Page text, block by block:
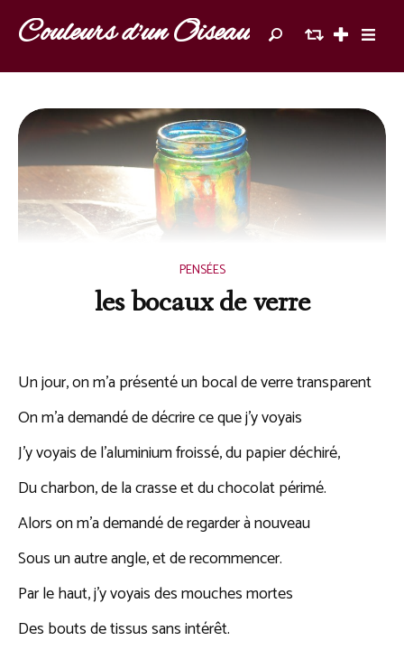
Couleurs d'un Oiseau
PENSÉES
les bocaux de verre
Un jour, on m’a présenté un bocal de verre transparent
On m’a demandé de décrire ce que j’y voyais
J’y voyais de l’aluminium froissé, du papier déchiré,
Du charbon, de la crasse et du chocolat périmé.
Alors on m’a demandé de regarder à nouveau
Sous un autre angle, et de recommencer.
Par le haut, j’y voyais des mouches mortes
Des bouts de tissus sans intérêt.